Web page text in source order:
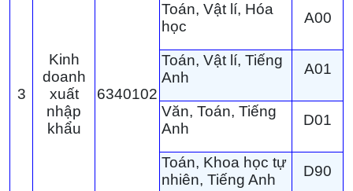
3
Kinh
doanh
xuất
nhập
khẩu
6340102
Toán, Vật lí, Hóa
học
A00
Toán, Vật lí, Tiếng
Anh
A01
Văn, Toán, Tiếng
Anh
D01
Toán, Khoa học tự
nhiên, Tiếng Anh
D90